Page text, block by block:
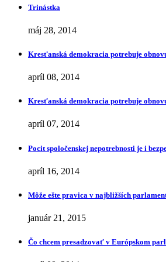
Trinástka
máj 28, 2014
Kresťanská demokracia potrebuje
apríl 08, 2014
Kresťanská demokracia potrebuje
apríl 07, 2014
Pocit spoločenskej nepotrebnosti je i
apríl 16, 2014
Môže ešte pravica v najbližších
január 21, 2015
Čo chcem presadzovať v Európskom